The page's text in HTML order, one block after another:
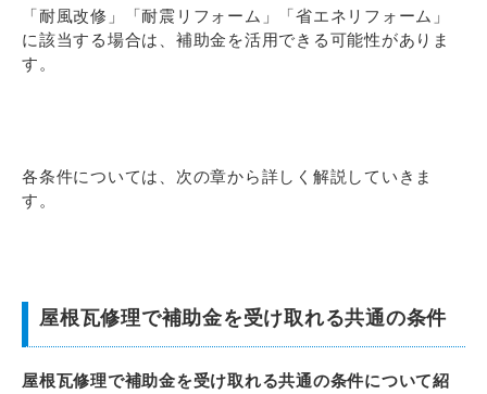
「耐風改修」「耐震リフォーム」「省エネリフォーム」
に該当する場合は、補助金を活用できる可能性がありま
す。
各条件については、次の章から詳しく解説していきま
す。
屋根瓦修理で補助金を受け取れる共通の条件
屋根瓦修理で補助金を受け取れる共通の条件について紹